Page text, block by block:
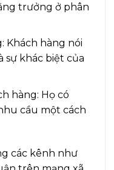
trưởng ở phân
Khách hàng nói
sự khác biệt của
hàng: Họ có
cầu một cách
các kênh như